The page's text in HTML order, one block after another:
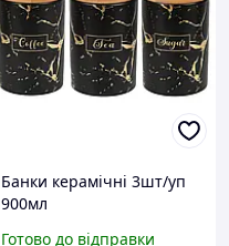
Банки керамічні 3шт/уп
900мл
Готово до відправки